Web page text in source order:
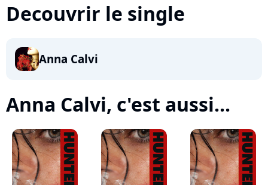
Decouvrir le single
Anna Calvi
Anna Calvi, c'est aussi...